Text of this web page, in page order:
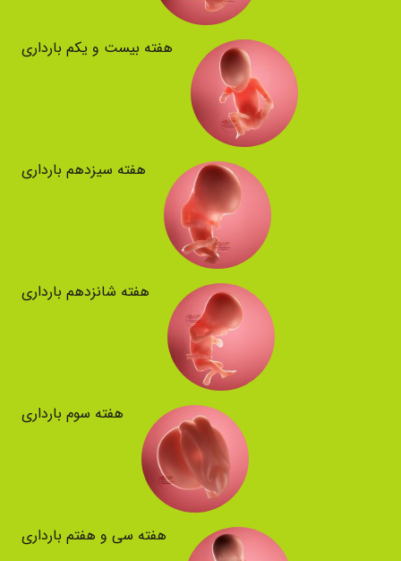
هفته بیست و یکم بارداری
هفته سیزدهم بارداری
هفته شانزدهم بارداری
هفته سوم بارداری
هفته سی و هفتم بارداری